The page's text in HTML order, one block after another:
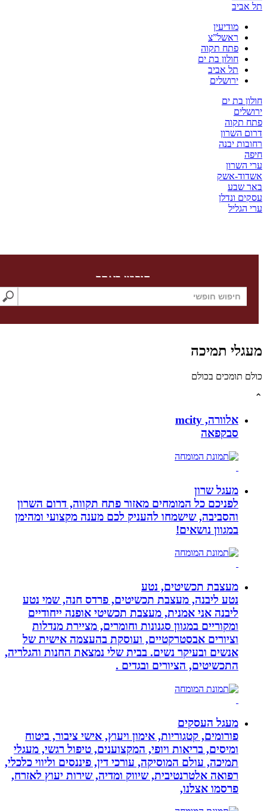
מודיעין
ראשל”צ
פתח תקוה
חולון בת ים
תל אביב
ירושלים
בת ים
יבנה
אשק
ונדלן
חיפוש באתר
תמיכה
בכולם
אלוורה, mcity
סבקפאה
מעגל שרון
לפניכם כל המומחים מאזור פתח תקווה, דרום השרון
והסביבה, שישמחו להעניק לכם מענה מקצועי ומהימן
במגוון נושאים!
מעצבת תכשיטים, נטע
נטע ליבנה, מעצבת תכשיטים, פרדס חנה, שמי נטע
ליבנה אני אמנית, מעצבת תכשיטי אופנה ייחודיים
ומקוריים במגוון סגנונות וחומרים, מציירת מנדלות
וציורים אבסטרקטיים, ועוסקת בהעצמה אישית של
אנשים ובעיקר נשים. בבית שלי נמצאת החנות והגלריה,
התכשיטים, הציורים ובגדים .
מעגל העסקים
פורומים, קטגוריות, אימון ויעוץ, אישי ציבור, ביטוח
ומיסים, בריאות ויופי, המקצוענים, טיפול רגשי, מעגלי
תמיכה, עולם המוסיקה, עורכי דין, פיננסים וליווי כלכלי,
רפואה אלטרנטיבית, שיווק ומדיה, שירות יעוץ לאזרח,
פרסמו אצלנו,